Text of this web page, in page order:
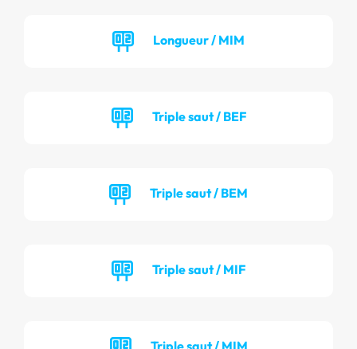
Longueur / MIM
Triple saut / BEF
Triple saut / BEM
Triple saut / MIF
Triple saut / MIM